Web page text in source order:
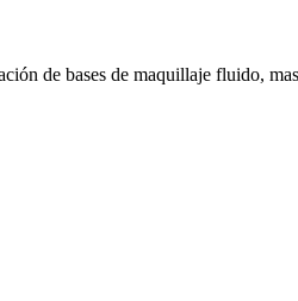
de bases de maquillaje fluido,